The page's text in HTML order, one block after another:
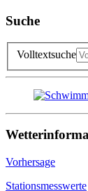
Suche
Volltextsuche
Vorhersage
Stationsmesswerte